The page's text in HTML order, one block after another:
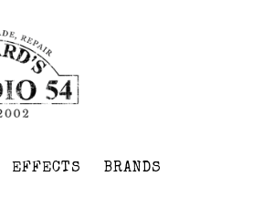
EFFECTS BRANDS